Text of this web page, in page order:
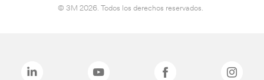
© 3M 2026. Todos los derechos reservados.